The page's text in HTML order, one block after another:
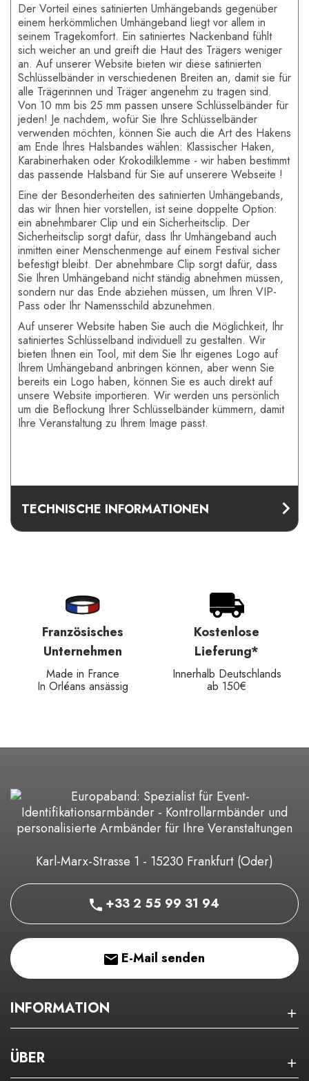
Der Vorteil eines satinierten Umhängebands gegenüber
einem herkömmlichen Umhängeband liegt vor allem in
seinem Tragekomfort. Ein satiniertes Nackenband fühlt
sich weicher an und greift die Haut des Trägers weniger
an. Auf unserer Website bieten wir diese satinierten
Schlüsselbänder in verschiedenen Breiten an, damit sie für
alle Trägerinnen und Träger angenehm zu tragen sind.
Von 10 mm bis 25 mm passen unsere Schlüsselbänder für
jeden! Je nachdem, wofür Sie Ihre Schlüsselbänder
verwenden möchten, können Sie auch die Art des Hakens
am Ende Ihres Halsbandes wählen: Klassischer Haken,
Karabinerhaken oder Krokodilklemme - wir haben bestimmt
das passende Halsband für Sie auf unserere Webseite !
Eine der Besonderheiten des satinierten Umhängebands,
das wir Ihnen hier vorstellen, ist seine doppelte Option:
ein abnehmbarer Clip und ein Sicherheitsclip. Der
Sicherheitsclip sorgt dafür, dass Ihr Umhängeband auch
inmitten einer Menschenmenge auf einem Festival sicher
befestigt bleibt. Der abnehmbare Clip sorgt dafür, dass
Sie Ihren Umhängeband nicht ständig abnehmen müssen,
sondern nur das Ende abziehen müssen, um Ihren VIP-
Pass oder Ihr Namensschild abzunehmen.
Auf unserer Website haben Sie auch die Möglichkeit, Ihr
satiniertes Schlüsselband individuell zu gestalten. Wir
bieten Ihnen ein Tool, mit dem Sie Ihr eigenes Logo auf
Ihrem Umhängeband anbringen können, aber wenn Sie
bereits ein Logo haben, können Sie es auch direkt auf
unsere Website importieren. Wir werden uns persönlich
um die Beflockung Ihrer Schlüsselbänder kümmern, damit
Ihre Veranstaltung zu Ihrem Image passt.
TECHNISCHE INFORMATIONEN
Französisches
Unternehmen
Made in France
In Orléans ansässig
Kostenlose
Lieferung*
Innerhalb Deutschlands
ab 150€
Karl-Marx-Strasse 1 - 15230 Frankfurt (Oder)
+33 2 55 99 31 94
E-Mail senden
INFORMATION
ÜBER